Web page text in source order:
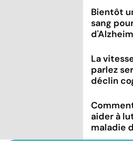
Bientôt
sang
La
parlez
déclin
aider à
maladie